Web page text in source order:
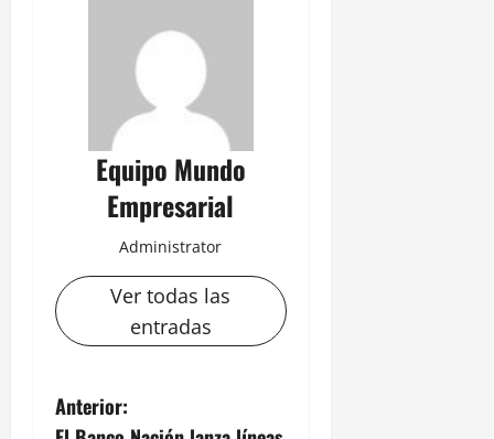
Equipo Mundo
Empresarial
Administrator
Ver todas las
entradas
N
Anterior: